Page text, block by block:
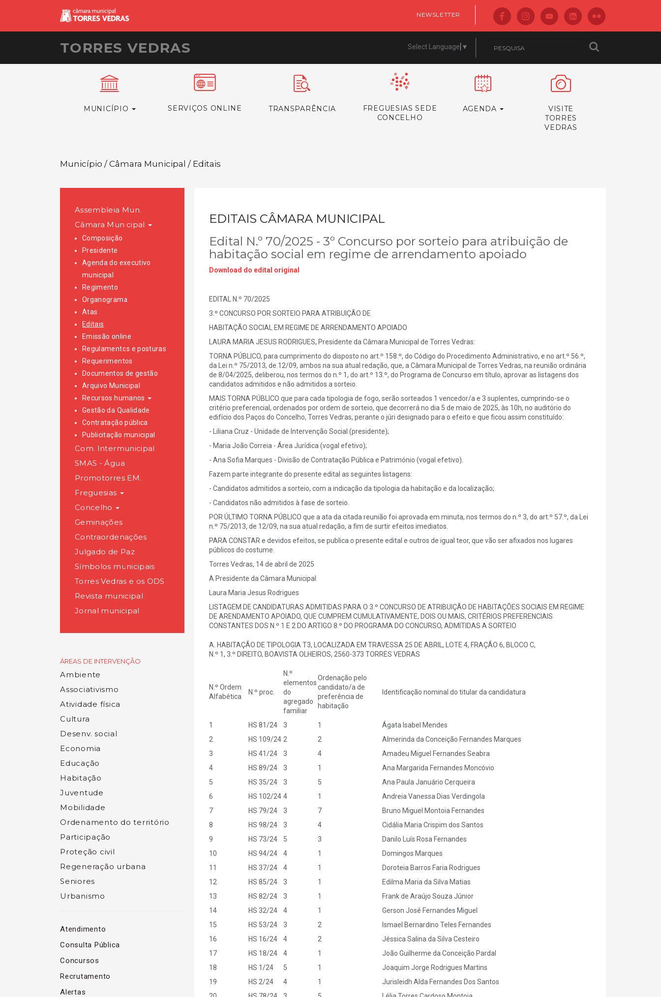
NEWSLETTER
TORRES VEDRAS Select Language ▼
MUNICÍPIO SERVIÇOS ONLINE TRANSPARÊNCIA
FREGUESIAS SEDE
CONCELHO
AGENDA
VISITE
TORRES
VEDRAS
Município / Câmara Municipal / Editais
Assembleia Mun.
Câmara Municipal
Composição
Presidente
Agenda do executivo
municipal
Regimento
Organograma
Atas
Editais
Emissão online
Regulamentos e posturas
Requerimentos
Documentos de gestão
Arquivo Municipal
Recursos humanos
Gestão da Qualidade
Contratação pública
Publicitação municipal
Com. Intermunicipal
SMAS - Água
Promotorres EM.
Freguesias
Concelho
Geminações
Contraordenações
Julgado de Paz
Símbolos municipais
Torres Vedras e os ODS
Revista municipal
Jornal municipal
ÁREAS DE INTERVENÇÃO
Ambiente
Associativismo
Atividade física
Cultura
Desenv. social
Economia
Educação
Habitação
Juventude
Mobilidade
Ordenamento do território
Participação
Proteção civil
Regeneração urbana
Seniores
Urbanismo
Atendimento
Consulta Pública
Concursos
Recrutamento
Alertas
EDITAIS CÂMARA MUNICIPAL
Edital N.º 70/2025 - 3º Concurso por sorteio para atribuição de
habitação social em regime de arrendamento apoiado
Download do edital original
EDITAL N.º 70/2025
3.º CONCURSO POR SORTEIO PARA ATRIBUIÇÃO DE
HABITAÇÃO SOCIAL EM REGIME DE ARRENDAMENTO APOIADO
LAURA MARIA JESUS RODRIGUES, Presidente da Câmara Municipal de Torres Vedras:
TORNA PÚBLICO, para cumprimento do disposto no art.º 158.º, do Código do Procedimento Administrativo, e no art.º 56.º,
da Lei n.º 75/2013, de 12/09, ambos na sua atual redação, que, a Câmara Municipal de Torres Vedras, na reunião ordinária
de 8/04/2025, deliberou, nos termos do n.º 1, do art.º 13.º, do Programa de Concurso em título, aprovar as listagens dos
candidatos admitidos e não admitidos a sorteio.
MAIS TORNA PÚBLICO que para cada tipologia de fogo, serão sorteados 1 vencedor/a e 3 suplentes, cumprindo-se o
critério preferencial, ordenados por ordem de sorteio, que decorrerá no dia 5 de maio de 2025, às 10h, no auditório do
edifício dos Paços do Concelho, Torres Vedras, perante o júri designado para o efeito e que ficou assim constituído:
- Liliana Cruz - Unidade de Intervenção Social (presidente);
- Maria João Correia - Área Jurídica (vogal efetivo);
- Ana Sofia Marques - Divisão de Contratação Pública e Património (vogal efetivo).
Fazem parte integrante do presente edital as seguintes listagens:
- Candidatos admitidos a sorteio, com a indicação da tipologia da habitação e da localização;
- Candidatos não admitidos à fase de sorteio.
POR ÚLTIMO TORNA PÚBLICO que a ata da citada reunião foi aprovada em minuta, nos termos do n.º 3, do art.º 57.º, da Lei
n.º 75/2013, de 12/09, na sua atual redação, a fim de surtir efeitos imediatos.
PARA CONSTAR e devidos efeitos, se publica o presente edital e outros de igual teor, que vão ser afixados nos lugares
públicos do costume.
Torres Vedras, 14 de abril de 2025
A Presidente da Câmara Municipal
Laura Maria Jesus Rodrigues
LISTAGEM DE CANDIDATURAS ADMITIDAS PARA O 3.º CONCURSO DE ATRIBUIÇÃO DE HABITAÇÕES SOCIAIS EM REGIME
DE ARENDAMENTO APOIADO, QUE CUMPREM CUMULATIVAMENTE, DOIS OU MAIS, CRITÉRIOS PREFERENCIAIS
CONSTANTES DOS N.º 1 E 2 DO ARTIGO 8.º DO PROGRAMA DO CONCURSO, ADMITIDAS A SORTEIO
A. HABITAÇÃO DE TIPOLOGIA T3, LOCALIZADA EM TRAVESSA 25 DE ABRIL, LOTE 4, FRAÇÃO 6, BLOCO C,
N.º 1, 3.º DIREITO, BOAVISTA OLHEIROS, 2560-373 TORRES VEDRAS
N.º Ordem
Alfabética
N.º proc.
N.º
elementos
do
agregado
familiar
Ordenação pelo
candidato/a de
preferência de
habitação
Identificação nominal do titular da candidatura
1 HS 81/24 3 1
Ágata Isabel Mendes
2
HS 109/24 2 2
Almerinda da Conceição Fernandes Marques
3
HS 41/24 3 4
Amadeu Miguel Fernandes Seabra
4
HS 89/24 3 1
Ana Margarida Fernandes Moncóvio
5
HS 35/24 3 5
Ana Paula Januário Cerqueira
6
HS 102/24 4 1
Andreia Vanessa Dias Verdingola
7
HS 79/24 3 7
Bruno Miguel Montoia Fernandes
8
HS 98/24 3 4
Cidália Maria Crispim dos Santos
9
HS 73/24 5 3
Danilo Luís Rosa Fernandes
10
HS 94/24 4 1
Domingos Marques
11
HS 37/24 4 1
Doroteia Barros Faria Rodrigues
12
HS 85/24 3 1
Edilma Maria da Silva Matias
13
HS 82/24 3 1
Frank de Araújo Souza Júnior
14
HS 32/24 4 1
Gerson José Fernandes Miguel
15
HS 53/24 3 2
Ismael Bernardino Teles Fernandes
16
HS 16/24 4 2
Jéssica Salina da Silva Cesteiro
17
HS 18/24 4 1
João Guilherme da Conceição Pardal
18
HS 1/24 5 1
Joaquim Jorge Rodrigues Martins
19
HS 2/24 4 1
Jurisleidh Alda Fernandes Dos Santos